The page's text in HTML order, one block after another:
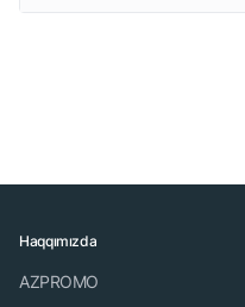
Haqqımızda
AZPROMO